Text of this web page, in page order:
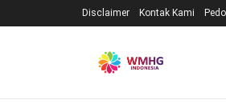
Disclaimer Kontak Kami